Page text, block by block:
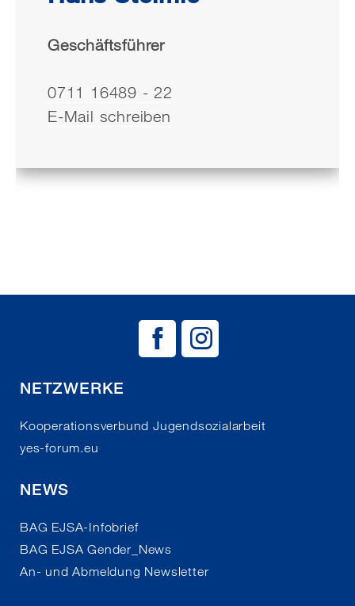
Geschäftsführer
0711 16489 - 22
E-Mail schreiben
NETZWERKE
Kooperationsverbund Jugendsozialarbeit
yes-forum.eu
NEWS
BAG EJSA-Infobrief
BAG EJSA Gender_News
An- und Abmeldung Newsletter
BAG EJSA